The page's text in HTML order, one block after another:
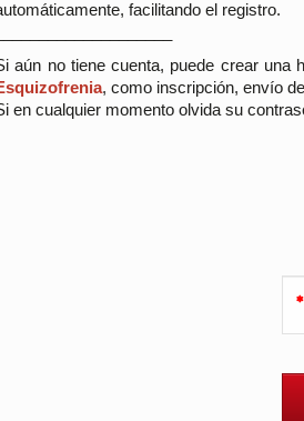
facilitando el registro.
aún no tiene cuenta, puede crear una
, como inscripción, envío
en cualquier momento olvida su